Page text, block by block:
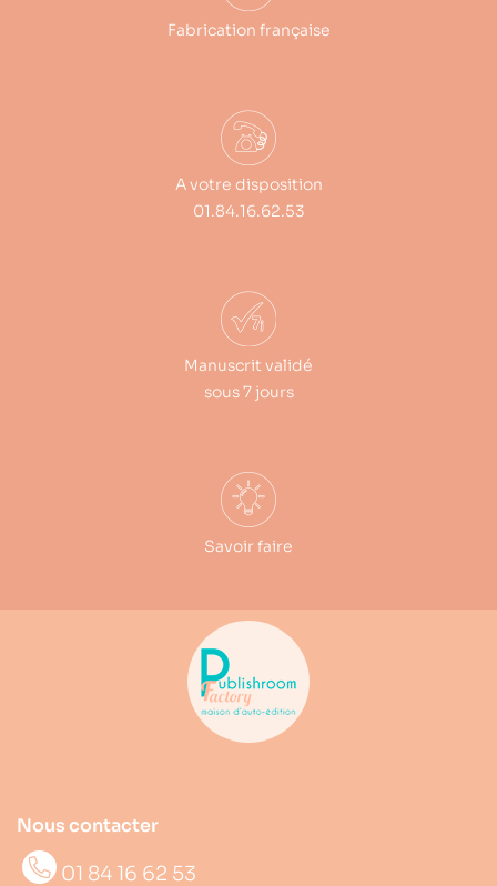
Fabrication française
A votre disposition
01.84.16.62.53
Manuscrit validé
sous 7 jours
Savoir faire
Nous contacter
01 84 16 62 53